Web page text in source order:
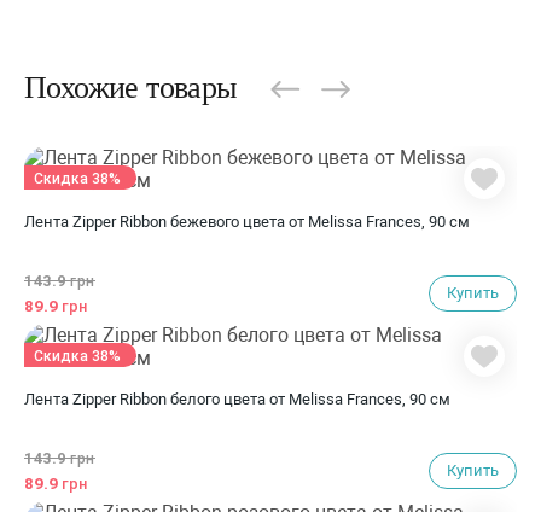
Похожие товары
Лента Zipper Ribbon бежевого цвета от Melissa Frances, 90 см
143.9грн
89.9 грн
Купить
Скидка 38%
Лента Zipper Ribbon белого цвета от Melissa Frances, 90 см
143.9грн
89.9 грн
Купить
Скидка 38%